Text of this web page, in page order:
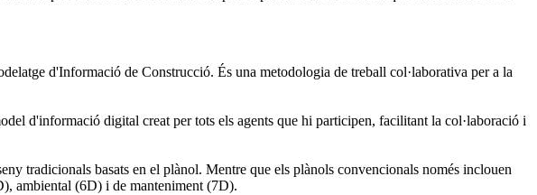
d'Informació de Construcció. És una metodologia de treball col·laborativa per a la
d'informació digital creat per tots els agents que hi participen, facilitant la col·laboració i
tradicionals basats en el plànol. Mentre que els plànols convencionals només inclouen
ambiental (6D) i de manteniment (7D).